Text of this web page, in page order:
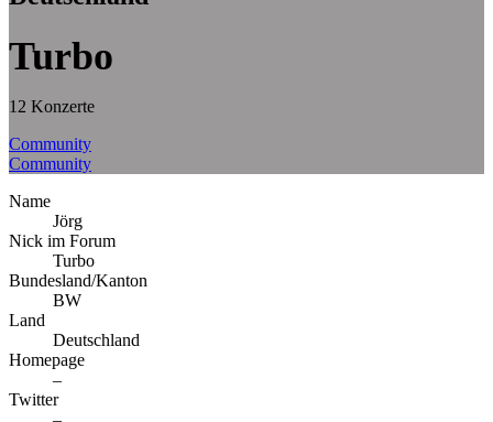
Turbo
12 Konzerte
Community
Community
Name
Jörg
Nick im Forum
Turbo
Bundesland/Kanton
BW
Land
Deutschland
Homepage
–
Twitter